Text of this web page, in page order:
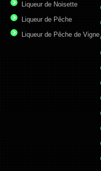
Liqueur de Noisette
Liqueur de Pêche
Liqueur de Pêche de Vigne